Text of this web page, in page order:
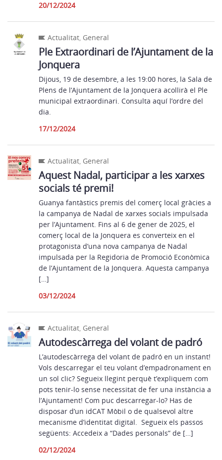
20/12/2024
Actualitat, General
Ple Extraordinari de l’Ajuntament de la
Jonquera
Dijous, 19 de desembre, a les 19:00 hores, la Sala de
Plens de l’Ajuntament de la Jonquera acollirà el Ple
municipal extraordinari. Consulta aquí l’ordre del
dia.
17/12/2024
Actualitat, General
Aquest Nadal, participar a les xarxes
socials té premi!
Guanya fantàstics premis del comerç local gràcies a
la campanya de Nadal de xarxes socials impulsada
per l’Ajuntament. Fins al 6 de gener de 2025, el
comerç local de la Jonquera es converteix en el
protagonista d’una nova campanya de Nadal
impulsada per la Regidoria de Promoció Econòmica
de l’Ajuntament de la Jonquera. Aquesta campanya
[…]
03/12/2024
Actualitat, General
Autodescàrrega del volant de padró
L’autodescàrrega del volant de padró en un instant!
Vols descarregar el teu volant d’empadronament en
un sol clic? Segueix llegint perquè t’expliquem com
pots tenir-lo sense necessitat de fer una instància a
l’Ajuntament! Com puc descarregar-lo? Has de
disposar d’un idCAT Mòbil o de qualsevol altre
mecanisme d’identitat digital. Segueix els passos
següents: Accedeix a “Dades personals” de […]
02/12/2024